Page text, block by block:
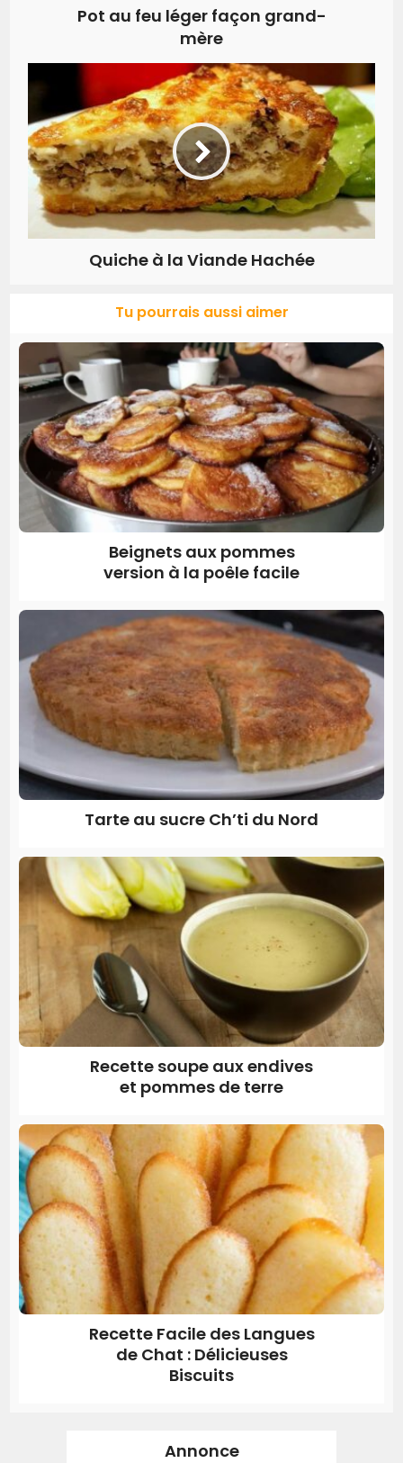
Pot au feu léger façon grand-
mère
Quiche à la Viande Hachée
Tu pourrais aussi aimer
Beignets aux pommes
version à la poêle facile
Tarte au sucre Ch’ti du Nord
Recette soupe aux endives
et pommes de terre
Recette Facile des Langues
de Chat : Délicieuses
Biscuits
Annonce